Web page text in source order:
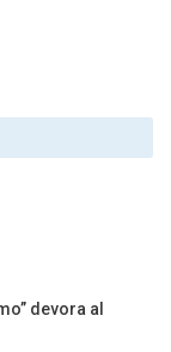
devora al